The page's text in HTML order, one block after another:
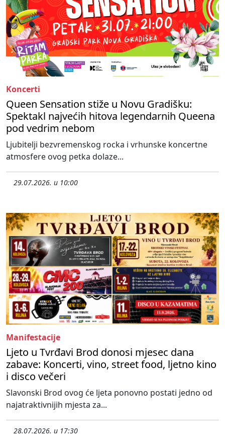
Koncerti
Queen Sensation stiže u Novu Gradišku:
Spektakl najvećih hitova legendarnih Queena
pod vedrim nebom
Ljubitelji bezvremenskog rocka i vrhunske koncertne
atmosfere ovog petka dolaze...
29.07.2026. u 10:00
Manifestacije
Ljeto u Tvrđavi Brod donosi mjesec dana
zabave: Koncerti, vino, street food, ljetno kino
i disco večeri
Slavonski Brod ovog će ljeta ponovno postati jedno od
najatraktivnijih mjesta za...
28.07.2026. u 17:30